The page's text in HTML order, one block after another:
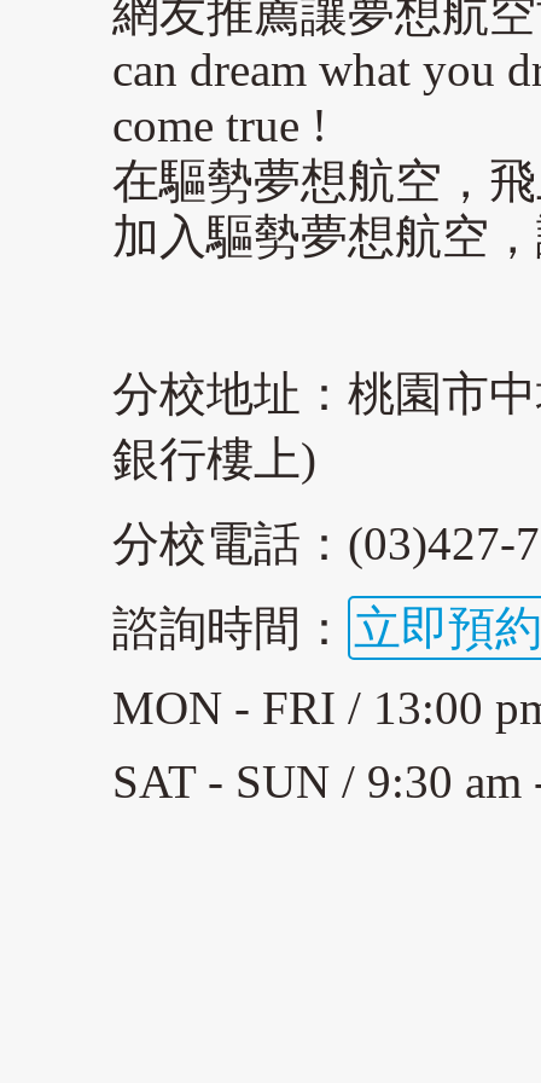
網友推薦讓夢想航
can dream what you
come true !
在驅勢夢想航空，
加入驅勢夢想航空
分校地址：桃園市
銀行樓上)
分校電話：(03)427-
諮詢時間： 立即預約
MON - FRI / 13:00
SAT - SUN / 9:30 am